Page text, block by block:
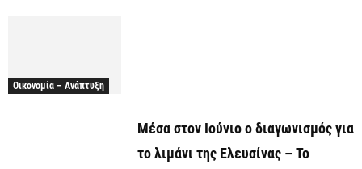
Οικονομία – Ανάπτυξη
Μέσα στον Ιούνιο ο διαγωνισμός για
το λιμάνι της Ελευσίνας – Το